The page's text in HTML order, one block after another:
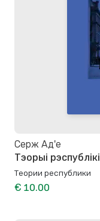
Серж Ад'е
Тэорыі рэспублікі
Теории республики
€ 10.00